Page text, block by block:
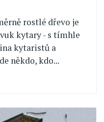
rostlé dřevo je
kytary - s tímhle
kytaristů a
někdo, kdo...